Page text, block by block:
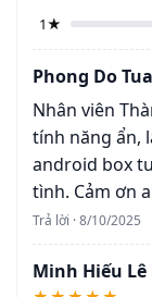
1★
Phong Do
Nhân viên
tính năng ẩn,
android box
tình. Cảm ơn
Trả lời · 8/10/2025
Minh Hiếu